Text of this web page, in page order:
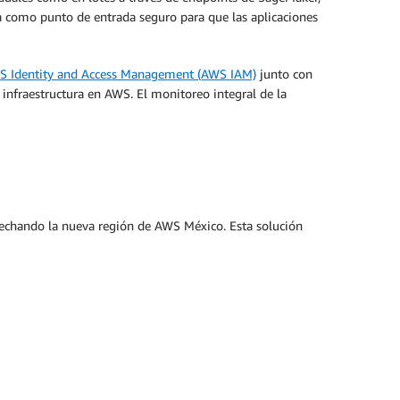
como punto de entrada seguro para que las aplicaciones
Identity and Access Management (AWS IAM) junto con
en AWS. El monitoreo integral de la
la nueva región de AWS México. Esta solución